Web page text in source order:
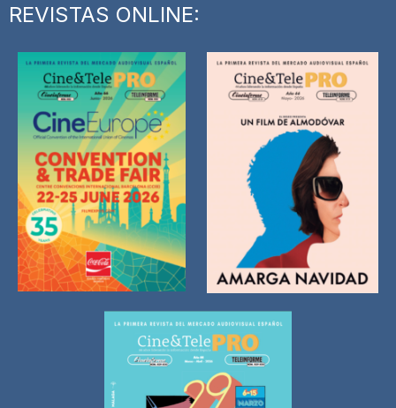
REVISTAS ONLINE: